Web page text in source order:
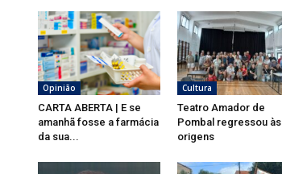
Opinião
CARTA ABERTA | E se
amanhã fosse a farmácia
da sua...
Cultura
Teatro Amador de
Pombal regressou às
origens